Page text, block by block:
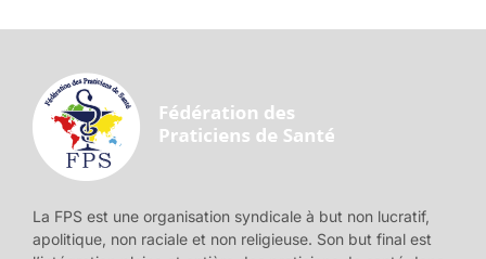
La FPS est une organisation syndicale à but non lucratif,
apolitique, non raciale et non religieuse. Son but final est